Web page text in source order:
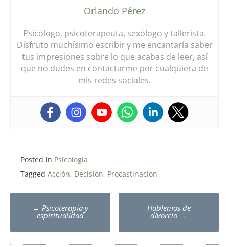
Orlando Pérez
Psicólogo, psicoterapeuta, sexólogo y tallerista.
Disfruto muchísimo escribir y me encantaría saber
tus impresiones sobre lo que acabas de leer, así
que no dudes en contactarme por cualquiera de
mis redes sociales.
Posted in Psicología
Tagged Acción, Decisión, Procastinacion
Post
navigation
← Psicoterapia y
espiritualidad
Hablemos de
divorcio →